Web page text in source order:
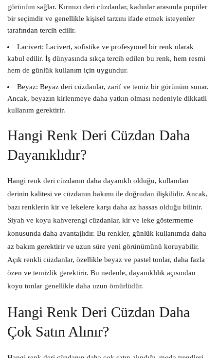
görünüm sağlar. Kırmızı deri cüzdanlar, kadınlar arasında popüler
bir seçimdir ve genellikle kişisel tarzını ifade etmek isteyenler
tarafından tercih edilir.
Lacivert: Lacivert, sofistike ve profesyonel bir renk olarak
kabul edilir. İş dünyasında sıkça tercih edilen bu renk, hem resmi
hem de günlük kullanım için uygundur.
Beyaz: Beyaz deri cüzdanlar, zarif ve temiz bir görünüm sunar.
Ancak, beyazın kirlenmeye daha yatkın olması nedeniyle dikkatli
kullanım gerektirir.
Hangi Renk Deri Cüzdan Daha
Dayanıklıdır?
Hangi renk deri cüzdanın daha dayanıklı olduğu, kullanılan
derinin kalitesi ve cüzdanın bakımı ile doğrudan ilişkilidir. Ancak,
bazı renklerin kir ve lekelere karşı daha az hassas olduğu bilinir.
Siyah ve koyu kahverengi cüzdanlar, kir ve leke göstermeme
konusunda daha avantajlıdır. Bu renkler, günlük kullanımda daha
az bakım gerektirir ve uzun süre yeni görünümünü koruyabilir.
Açık renkli cüzdanlar, özellikle beyaz ve pastel tonlar, daha fazla
özen ve temizlik gerektirir. Bu nedenle, dayanıklılık açısından
koyu tonlar genellikle daha uzun ömürlüdür.
Hangi Renk Deri Cüzdan Daha
Çok Satın Alınır?